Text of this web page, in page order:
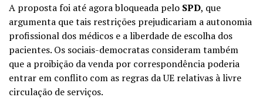
A proposta foi até agora bloqueada pelo SPD, que
argumenta que tais restrições prejudicariam a autonomia
profissional dos médicos e a liberdade de escolha dos
pacientes. Os sociais-democratas consideram também
que a proibição da venda por correspondência poderia
entrar em conflito com as regras da UE relativas à livre
circulação de serviços.